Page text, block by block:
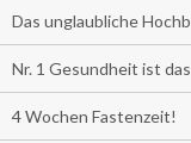
Das unglaubliche
Nr. 1 Gesundheit ist
4 Wochen Fastenzeit!